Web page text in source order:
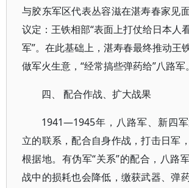
与胶东军区代表丛容滋在湛寿春家见
议定：王铁相部“表面上打仗给日本人
军”。在此基础上，湛寿春最终推动王
做军火生意，“经常搞些弹药给”八路军。
四、 配合作战、扩大战果
1941—1945年，八路军、新四
立的联系，配合自身作战，打击日军
根据地。有伪军“关系”的配合，八路
战中的损耗也会降低，缴获武器、弹